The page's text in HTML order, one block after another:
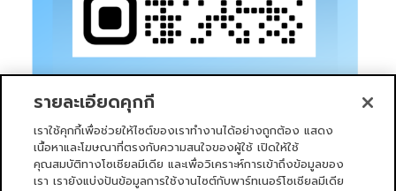
รายละเอียดคุกกี้
เราใช้คุกกี้เพื่อช่วยให้ไซต์ของเราทำงานได้อย่างถูกต้อง แสดง
เนื้อหาและโฆษณาที่ตรงกับความสนใจของผู้ใช้ เปิดให้ใช้
คุณสมบัติทางโซเชียลมีเดีย และเพื่อวิเคราะห์การเข้าถึงข้อมูลของ
เรา เรายังแบ่งปันข้อมูลการใช้งานไซต์กับพาร์ทเนอร์โซเชียลมีเดีย